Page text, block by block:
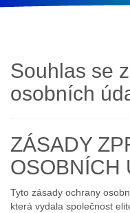
Souhlas se
osobních
ZÁSADY
OSOBNÍCH
Tyto zásady ochrany
která vydala společnost